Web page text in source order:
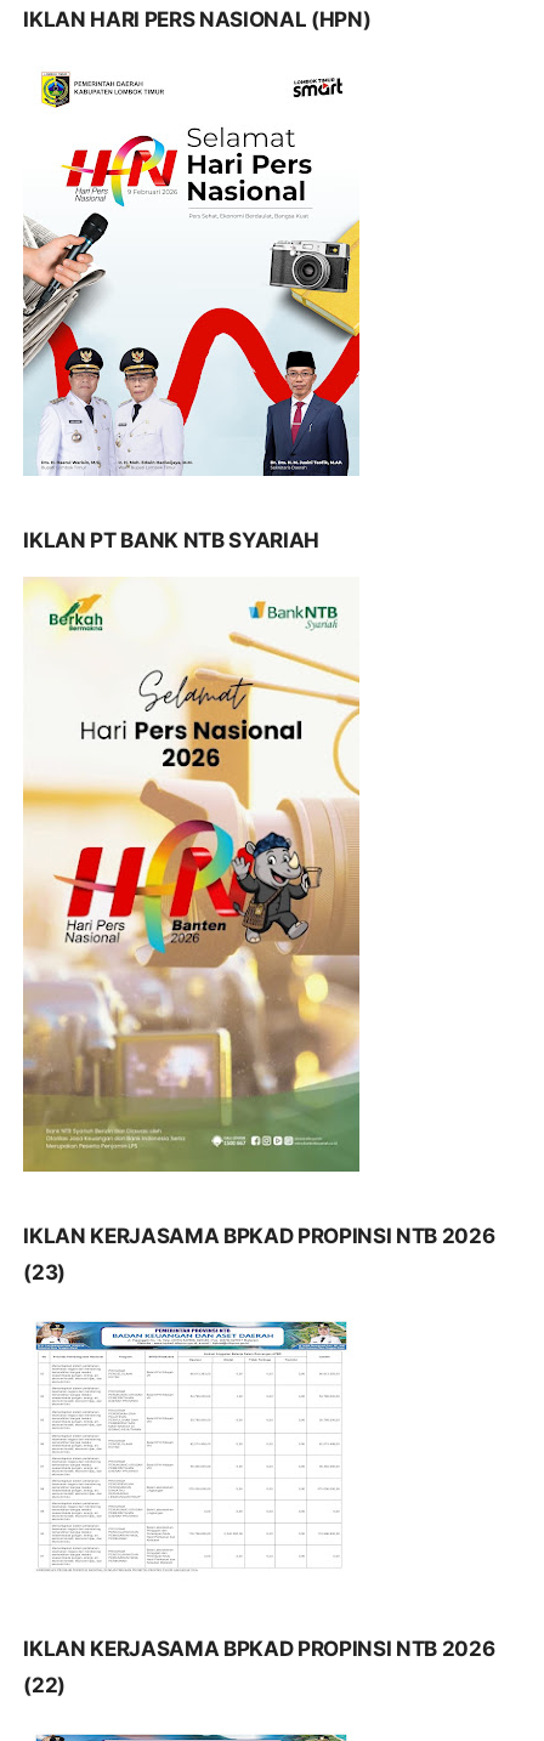
IKLAN HARI PERS NASIONAL (HPN)
IKLAN PT BANK NTB SYARIAH
IKLAN KERJASAMA BPKAD PROPINSI NTB 2026
(23)
IKLAN KERJASAMA BPKAD PROPINSI NTB 2026
(22)